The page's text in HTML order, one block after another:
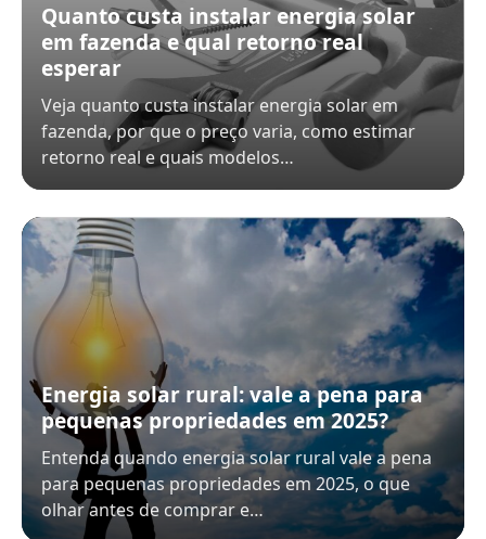
Quanto custa instalar energia solar
em fazenda e qual retorno real
esperar
Veja quanto custa instalar energia solar em
fazenda, por que o preço varia, como estimar
retorno real e quais modelos…
Energia solar rural: vale a pena para
pequenas propriedades em 2025?
Entenda quando energia solar rural vale a pena
para pequenas propriedades em 2025, o que
olhar antes de comprar e…